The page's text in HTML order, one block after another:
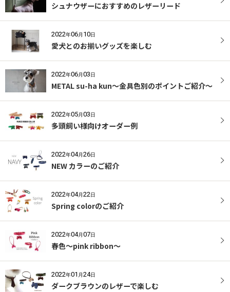
シュナウザーにおすすめのレザーリード
2022年06月 10日
愛犬とのお揃いグッズを楽しむ
2022年06月03日
METAL su-ha kun〜金具色別のポイントご紹介〜
2022年05月03日
多頭飼い様向けオーダー例
2022年04月26日
NEW カラーのご紹介
2022年04月22日
Spring colorのご紹介
2022年04月07日
春色〜pink ribbon〜
2022年01 月24日
ダークブラウンのレザーで楽しむ